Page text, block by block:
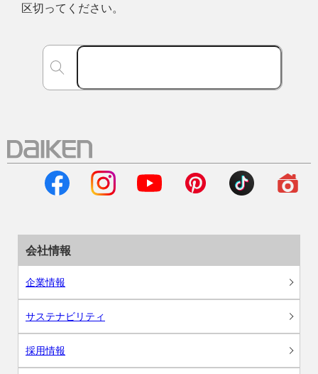
区切ってください。
会社情報
企業情報
サステナビリティ
採用情報